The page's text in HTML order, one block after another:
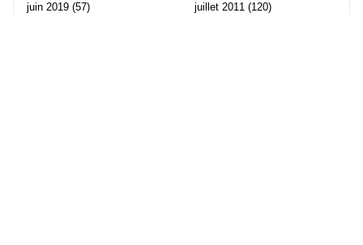
juin 2019 (57) juillet 2011 (120)